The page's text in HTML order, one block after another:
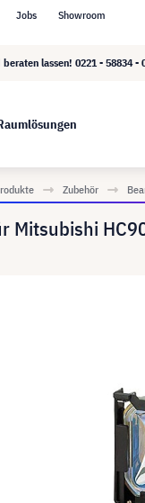
Jobs Showroom
lassen! 0221 - 58834 -
Zubehör
Mitsubishi